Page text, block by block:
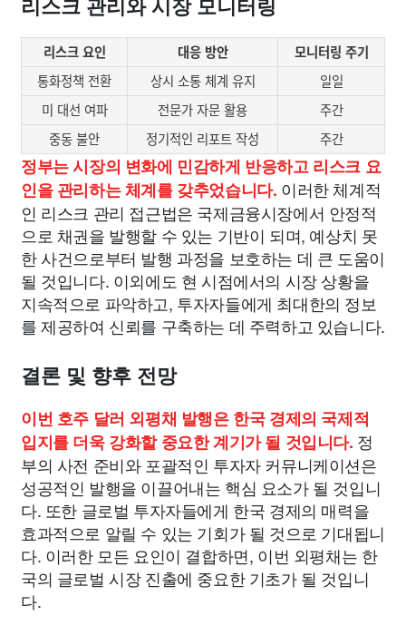
리스크 관리와 시장 모니터링
리스크 요인 대응 방안
모니터링 주기
통화정책 전환
상시 소통 체계 유지
일일
미 대선 여파
전문가 자문 활용
주간
중동 불안
정기적인 리포트 작성 주간
정부는 시장의 변화에 민감하게 반응하고 리스크 요
인을 관리하는 체계를 갖추었습니다. 이러한 체계적
인 리스크 관리 접근법은 국제금융시장에서 안정적
으로 채권을 발행할 수 있는 기반이 되며, 예상치 못
한 사건으로부터 발행 과정을 보호하는 데 큰 도움이
될 것입니다. 이외에도 현 시점에서의 시장 상황을
지속적으로 파악하고, 투자자들에게 최대한의 정보
를 제공하여 신뢰를 구축하는 데 주력하고 있습니다.
결론 및 향후 전망
이번 호주 달러 외평채 발행은 한국 경제의 국제적
입지를 더욱 강화할 중요한 계기가 될 것입니다. 정
부의 사전 준비와 포괄적인 투자자 커뮤니케이션은
성공적인 발행을 이끌어내는 핵심 요소가 될 것입니
다. 또한 글로벌 투자자들에게 한국 경제의 매력을
효과적으로 알릴 수 있는 기회가 될 것으로 기대됩니
다. 이러한 모든 요인이 결합하면, 이번 외평채는 한
국의 글로벌 시장 진출에 중요한 기초가 될 것입니
다.